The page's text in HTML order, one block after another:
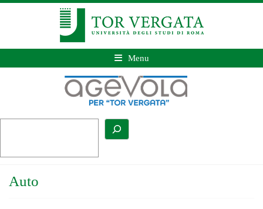
Menu
Auto